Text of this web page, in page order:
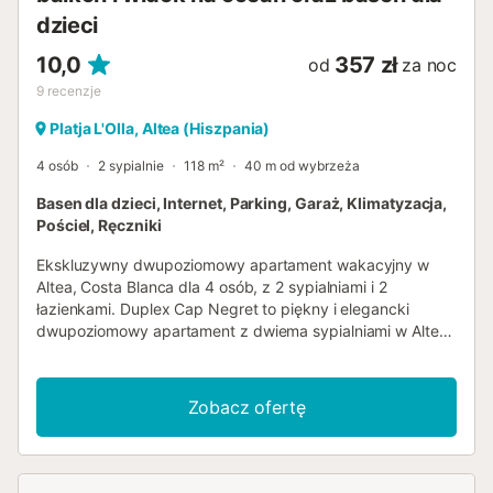
dzieci
10,0
9 recenzje
od 357 zł za noc
Platja L'Olla, Altea (Hiszpania)
4 osób 2 sypialnie 118 m² 40 m od wybrzeża
Basen dla dzieci, Internet, Parking, Garaż, Klimatyzacja,
Pościel, Ręczniki
Ekskluzywny dwupoziomowy apartament wakacyjny w
Altea, Costa Blanca dla 4 osób, z 2 sypialniami i 2
łazienkami. Duplex Cap Negret to piękny i elegancki
dwupoziomowy apartament z dwiema sypialniami w Altea.
aktywne rodzinne wakacje lub dla pary szukającej
romantycznego wypadu. Dodatkowo ten dwupoziomowy
apartament z 2 sypialniami i 2 łazienkami został
zaprojektowany z troską i dbałością o szczegóły. Po
Zobacz ofertę